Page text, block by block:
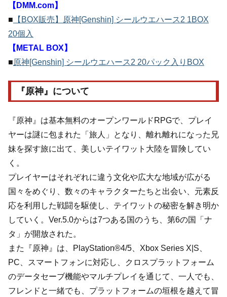
【DMM.com】
■ 【BOX販売】原神[Genshin] シールウエハース2 1BOX
20個入
【METAL BOX】
■原神[Genshin] シールウエハース2 20パック入りBOX
『原神』について
『原神』は基本無料のオープンワールドRPGで、プレイ
ヤーは謎に包まれた「旅人」となり、離れ離れになった兄
妹を探す旅に出て、美しいテイワット大陸を冒険してい
く。
プレイヤーはそれぞれに違う文化や広大な地域が広がる
国々をめぐり、数々のキャラクターたちと出会い、元素反
応を利用した戦闘を駆使し、テイワットの秘密を解き明か
していく。Ver.5.0からは7つある国のうち、第6の国「ナ
タ」が開放された。
また『原神』は、PlayStation®4/5、Xbox Series X|S、
PC、スマートフォンに対応し、クロスプラットフォーム
のデータセーブ機能やマルチプレイを通じて、一人でも、
フレンドと一緒でも、プラットフォームの垣根を越えて冒